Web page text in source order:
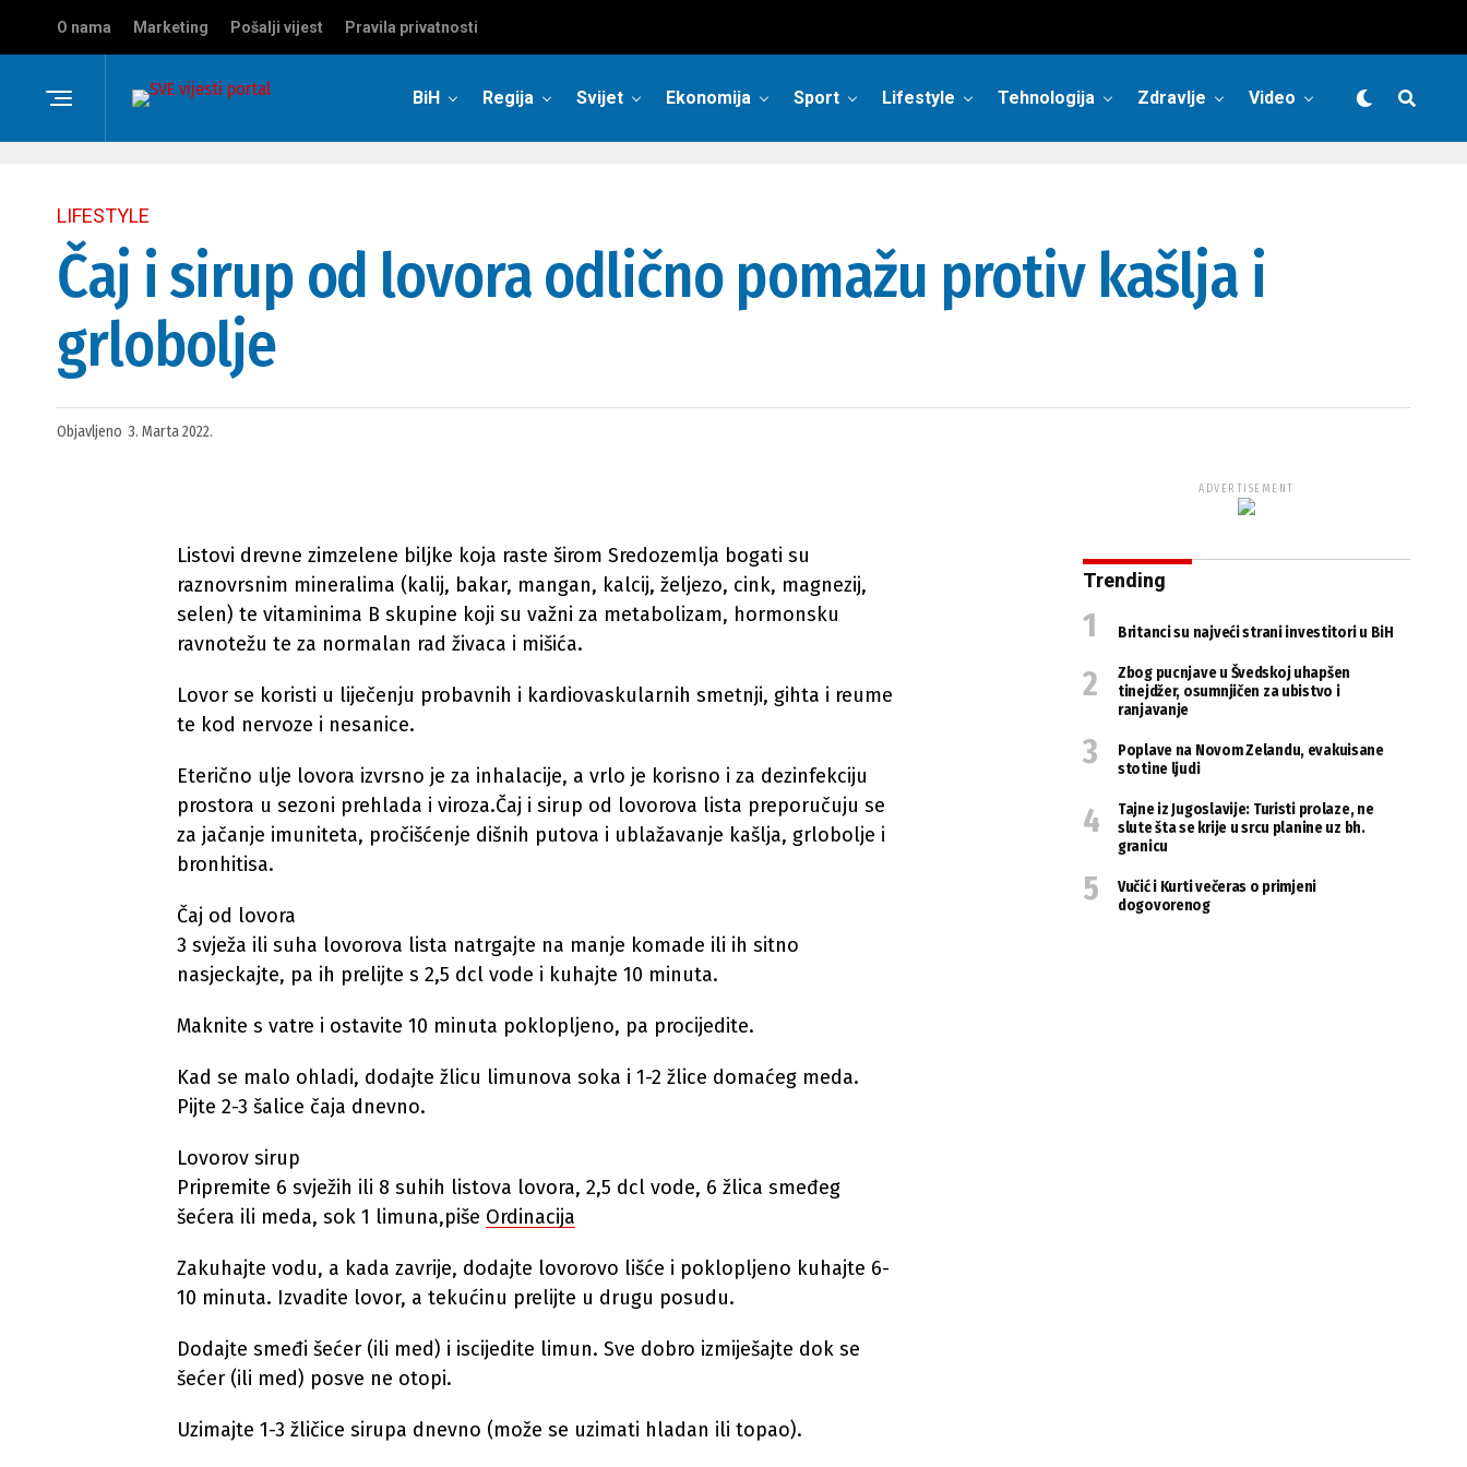
O nama Marketing Pošalji vijest Pravila privatnosti
BiH Regija Svijet Ekonomija Sport Lifestyle Tehnologija Zdravlje Video
LIFESTYLE
Čaj i sirup od lovora odlično pomažu protiv kašlja i
grlobolje
Objavljeno 3. Marta 2022.
Listovi drevne zimzelene biljke koja raste širom Sredozemlja bogati su
raznovrsnim mineralima (kalij, bakar, mangan, kalcij, željezo, cink, magnezij,
selen) te vitaminima B skupine koji su važni za metabolizam, hormonsku
ravnotežu te za normalan rad živaca i mišića.
Lovor se koristi u liječenju probavnih i kardiovaskularnih smetnji, gihta i reume
te kod nervoze i nesanice.
Eterično ulje lovora izvrsno je za inhalacije, a vrlo je korisno i za dezinfekciju
prostora u sezoni prehlada i viroza.Čaj i sirup od lovorova lista preporučuju se
za jačanje imuniteta, pročišćenje dišnih putova i ublažavanje kašlja, grlobolje i
bronhitisa.
Čaj od lovora
3 svježa ili suha lovorova lista natrgajte na manje komade ili ih sitno
nasjeckajte, pa ih prelijte s 2,5 dcl vode i kuhajte 10 minuta.
Maknite s vatre i ostavite 10 minuta poklopljeno, pa procijedite.
Kad se malo ohladi, dodajte žlicu limunova soka i 1-2 žlice domaćeg meda.
Pijte 2-3 šalice čaja dnevno.
Lovorov sirup
Pripremite 6 svježih ili 8 suhih listova lovora, 2,5 dcl vode, 6 žlica smeđeg
šećera ili meda, sok 1 limuna,piše Ordinacija
Zakuhajte vodu, a kada zavrije, dodajte lovorovo lišće i poklopljeno kuhajte 6-
10 minuta. Izvadite lovor, a tekućinu prelijte u drugu posudu.
Dodajte smeđi šećer (ili med) i iscijedite limun. Sve dobro izmiješajte dok se
šećer (ili med) posve ne otopi.
Uzimajte 1-3 žličice sirupa dnevno (može se uzimati hladan ili topao).
ADVERTISEMENT
Trending
Britanci su najveći strani investitori u BiH
Zbog pucnjave u Švedskoj uhapšen
tinejdžer, osumnjičen za ubistvo i
ranjavanje
Poplave na Novom Zelandu, evakuisane
stotine ljudi
Tajne iz Jugoslavije: Turisti prolaze, ne
slute šta se krije u srcu planine uz bh.
granicu
Vučić i Kurti večeras o primjeni
dogovorenog